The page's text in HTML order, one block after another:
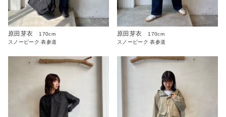
原田芽衣
170cm
スノーピーク 表参道
原田芽衣
170cm
スノーピーク 表参道